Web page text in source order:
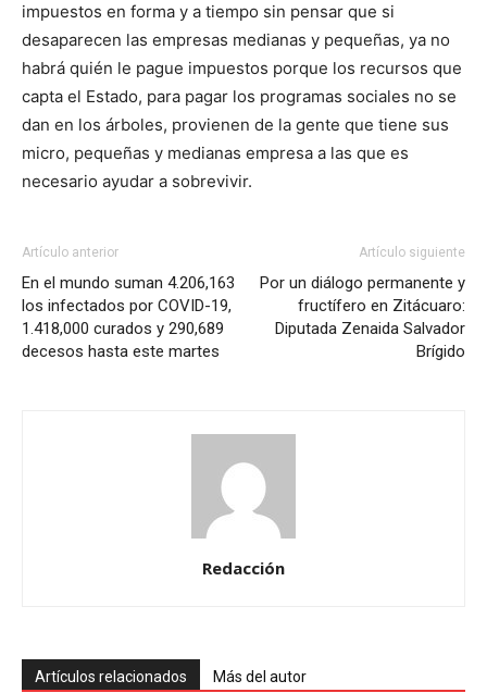
impuestos en forma y a tiempo sin pensar que si
desaparecen las empresas medianas y pequeñas, ya no
habrá quién le pague impuestos porque los recursos que
capta el Estado, para pagar los programas sociales no se
dan en los árboles, provienen de la gente que tiene sus
micro, pequeñas y medianas empresa a las que es
necesario ayudar a sobrevivir.
Artículo anterior
En el mundo suman 4.206,163
los infectados por COVID-19,
1.418,000 curados y 290,689
decesos hasta este martes
Artículo siguiente
Por un diálogo permanente y
fructífero en Zitácuaro:
Diputada Zenaida Salvador
Brígido
Redacción
Artículos relacionados Más del autor